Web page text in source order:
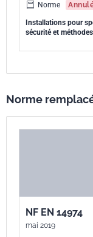
Norme
Installations pour
sécurité et
Norme
NF EN 14974
mai 2019